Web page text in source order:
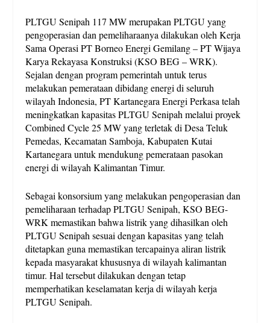
PLTGU Senipah 117 MW merupakan PLTGU yang
pengoperasian dan pemeliharaanya dilakukan oleh Kerja
Sama Operasi PT Borneo Energi Gemilang – PT Wijaya
Karya Rekayasa Konstruksi (KSO BEG – WRK).
Sejalan dengan program pemerintah untuk terus
melakukan pemerataan dibidang energi di seluruh
wilayah Indonesia, PT Kartanegara Energi Perkasa telah
meningkatkan kapasitas PLTGU Senipah melalui proyek
Combined Cycle 25 MW yang terletak di Desa Teluk
Pemedas, Kecamatan Samboja, Kabupaten Kutai
Kartanegara untuk mendukung pemerataan pasokan
energi di wilayah Kalimantan Timur.
Sebagai konsorsium yang melakukan pengoperasian dan
pemeliharaan terhadap PLTGU Senipah, KSO BEG-
WRK memastikan bahwa listrik yang dihasilkan oleh
PLTGU Senipah sesuai dengan kapasitas yang telah
ditetapkan guna memastikan tercapainya aliran listrik
kepada masyarakat khususnya di wilayah kalimantan
timur. Hal tersebut dilakukan dengan tetap
memperhatikan keselamatan kerja di wilayah kerja
PLTGU Senipah.